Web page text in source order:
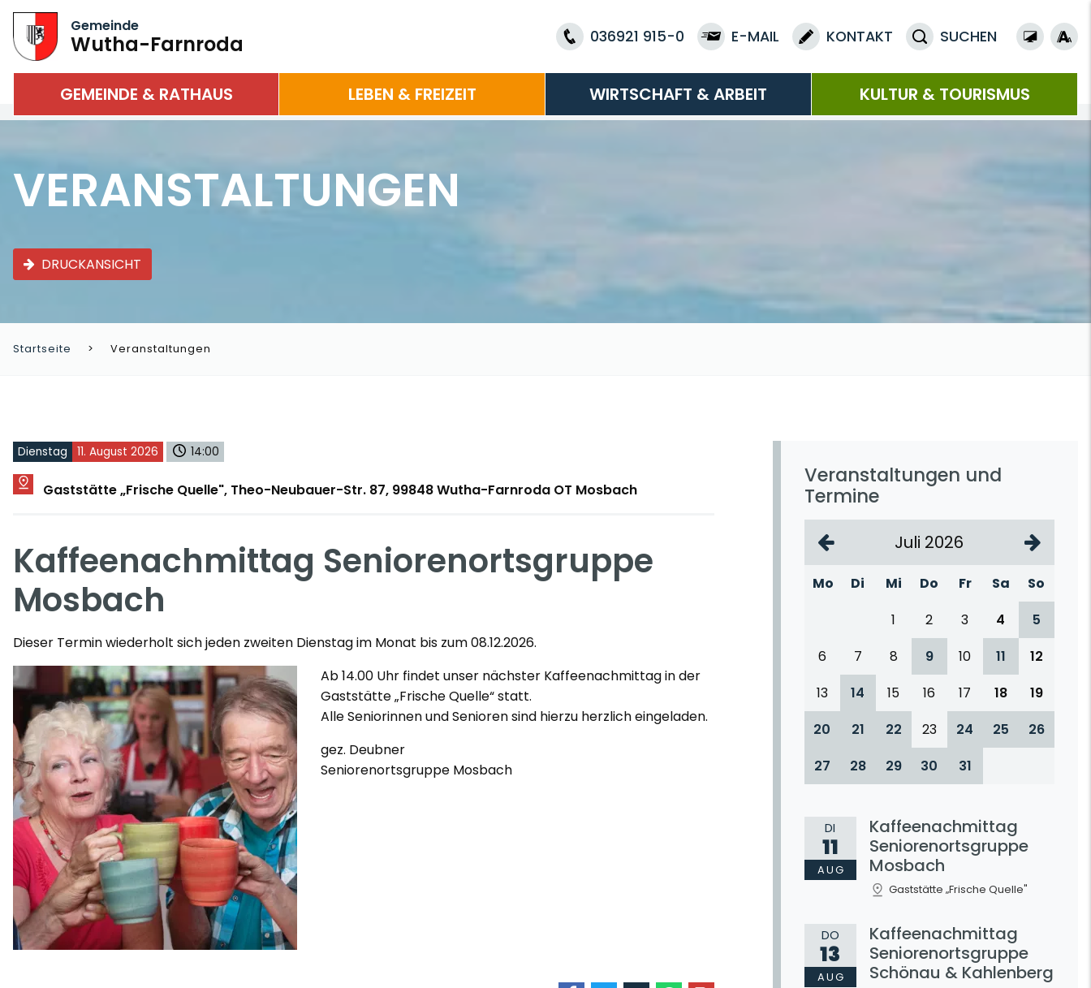
Gemeinde
Wutha-Farnroda 036921 915-0 E-MAIL KONTAKT SUCHEN
GEMEINDE & RATHAUS LEBEN & FREIZEIT WIRTSCHAFT & ARBEIT KULTUR & TOURISMUS
VERANSTALTUNGEN
DRUCKANSICHT
Startseite Veranstaltungen
Dienstag 11. August 2026 14:00
Gaststätte „Frische Quelle", Theo-Neubauer-Str. 87, 99848 Wutha-Farnroda OT Mosbach
Kaffeenachmittag Seniorenortsgruppe
Mosbach
Dieser Termin wiederholt sich jeden zweiten Dienstag im Monat bis zum 08.12.2026.
Ab 14.00 Uhr findet unser nächster Kaffeenachmittag in der
Gaststätte „Frische Quelle“ statt.
Alle Seniorinnen und Senioren sind hierzu herzlich eingeladen.
gez. Deubner
Seniorenortsgruppe Mosbach
Veranstaltungen und
Termine
Juli 2026
Mo Di Mi Do Fr Sa
So
1
2 3 4
5
6
7 8 9 10 11
12
13
14 15 16 17 18
19
20
21 22 23 24 25
26
27
28 29 30 31
DI
11
AUG
Kaffeenachmittag
Seniorenortsgruppe
Mosbach
Gaststätte „Frische Quelle"
DO
13
AUG
Kaffeenachmittag
Seniorenortsgruppe
Schönau & Kahlenberg